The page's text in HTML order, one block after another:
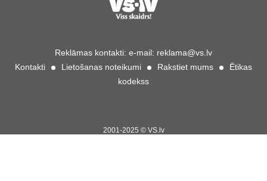
Reklāmas kontakti: e-mail: reklama@vs.lv
Kontakti
Lietošanas noteikumi Rakstiet mums
Ētikas
kodekss
2001-2025 © VS.lv